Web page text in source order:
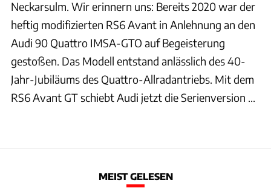
Neckarsulm. Wir erinnern uns: Bereits 2020 war der
heftig modifizierten RS6 Avant in Anlehnung an den
Audi 90 Quattro IMSA-GTO auf Begeisterung
gestoßen. Das Modell entstand anlässlich des 40-
Jahr-Jubiläums des Quattro-Allradantriebs. Mit dem
RS6 Avant GT schiebt Audi jetzt die Serienversion ...
MEIST GELESEN